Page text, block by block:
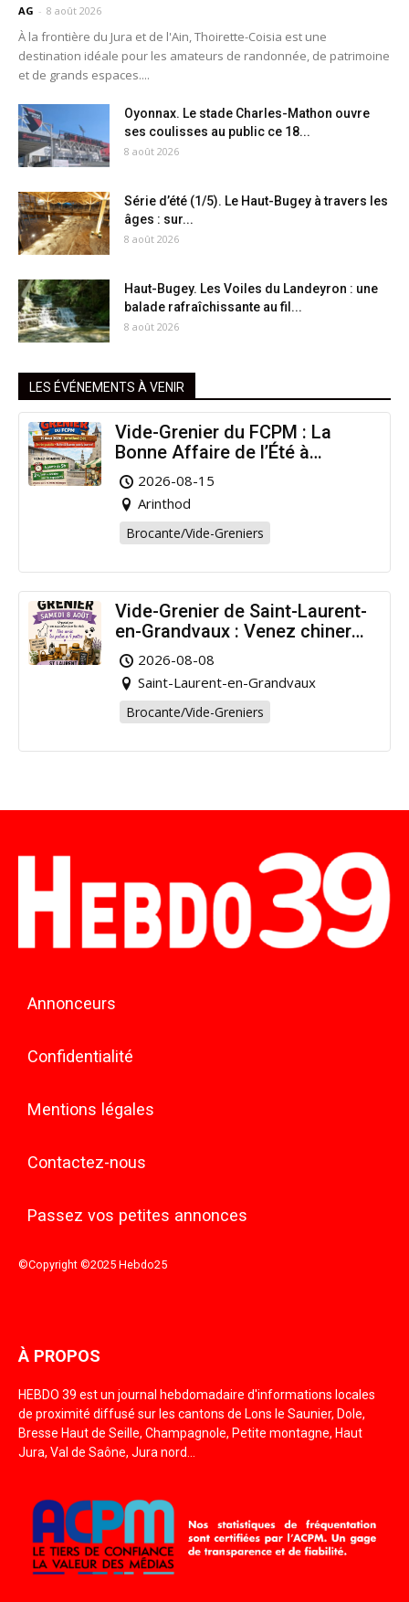
AG - 8 août 2026
À la frontière du Jura et de l'Ain, Thoirette-Coisia est une
destination idéale pour les amateurs de randonnée, de patrimoine
et de grands espaces....
Oyonnax. Le stade Charles-Mathon ouvre
ses coulisses au public ce 18...
8 août 2026
Série d’été (1/5). Le Haut-Bugey à travers les
âges : sur...
8 août 2026
Haut-Bugey. Les Voiles du Landeyron : une
balade rafraîchissante au fil...
8 août 2026
LES ÉVÉNEMENTS À VENIR
Vide-Grenier du FCPM : La
Bonne Affaire de l’Été à
Arinthod !
2026-08-15
Arinthod
Brocante/Vide-Greniers
Vide-Grenier de Saint-Laurent-
en-Grandvaux : Venez chiner
pour la bonne cause !
2026-08-08
Saint-Laurent-en-Grandvaux
Brocante/Vide-Greniers